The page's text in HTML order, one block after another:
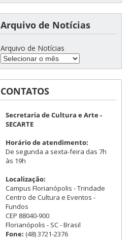
Arquivo de Notícias
Arquivo de Notícias
CONTATOS
Secretaria de Cultura e Arte -
SECARTE
Horário de atendimento:
De segunda a sexta-feira das 7h
às 19h
Localização:
Campus Florianópolis - Trindade
Centro de Cultura e Eventos -
Fundos
CEP 88040-900
Florianópolis - SC - Brasil
Fone: (48) 3721-2376